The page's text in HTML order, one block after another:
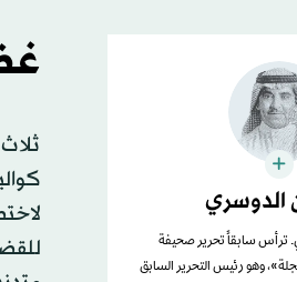
الدوسري
ترأس سابقاً تحرير صحيفة
وهو رئيس التحرير السابق